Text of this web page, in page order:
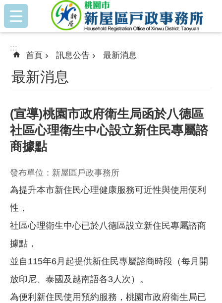
跳到主要內容區塊
:::
:::
首頁 訊息公告 最新消息
最新消息
(宣導)桃園市政府衛生局函於八德區
社區心理衛生中心設立新住民專屬諮
商據點
發布單位：新屋區戶政事務所
為提升本市新住民心理健康服務可近性與使用便利
性，
社區心理衛生中心已於八德區設立新住民專屬諮商
據點，
並自115年6月起提供新住民專屬諮商時段（每月開
放印尼、泰國及越南語各3人次）。
為便利新住民使用預約服務，桃園市政府衛生局已